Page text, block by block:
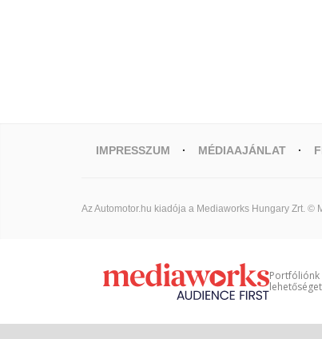
IMPRESSZUM MÉDIAAJÁNLAT
Az Automotor.hu kiadója a Mediaworks Hungary Zrt. ©
Portfóliónk